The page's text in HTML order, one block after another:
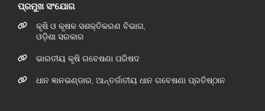
ପ୍ରମୁଖ ସଂଯୋଗ
କୃଷି ଓ କୃଷକ ସଶକ୍ତିକରଣ ବିଭାଗ,
ଓଡ଼ିଶା ସରକାର
ଭାରତୀୟ କୃଷି ଗବେଷଣା ପରିଷଦ
ଧାନ ଜ୍ଞାନଭଣ୍ଡାର, ଆନ୍ତର୍ଜାତୀୟ ଧାନ ଗବେଷଣା ପ୍ରତିଷ୍ଠାନ